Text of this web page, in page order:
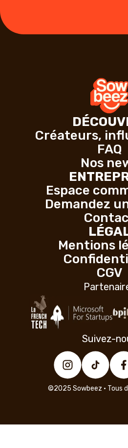
Créateurs,
FAQ
Nos
Espace
Demandez
Mentions
CGV
Suivez-
©2025 Sowbeez • Tous